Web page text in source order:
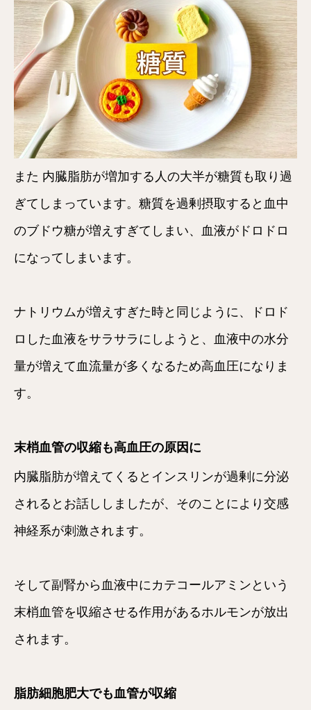
また 内臓脂肪が増加する人の大半が糖質も取り過
ぎてしまっています。糖質を過剰摂取すると血中
のブドウ糖が増えすぎてしまい、血液がドロドロ
になってしまいます。
ナトリウムが増えすぎた時と同じように、ドロド
ロした血液をサラサラにしようと、血液中の水分
量が増えて血流量が多くなるため高血圧になりま
す。
末梢血管の収縮も高血圧の原因に
内臓脂肪が増えてくるとインスリンが過剰に分泌
されるとお話ししましたが、そのことにより交感
神経系が刺激されます。
そして副腎から血液中にカテコールアミンという
末梢血管を収縮させる作用があるホルモンが放出
されます。
脂肪細胞肥大でも血管が収縮